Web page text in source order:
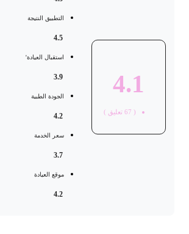
4.1
67 تعليق )
التطبيق النتيجة
استقبال العيادة'
الجودة الطبية
سعر الخدمة
موقع العيادة